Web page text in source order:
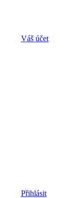
Váš účet
Přihlásit